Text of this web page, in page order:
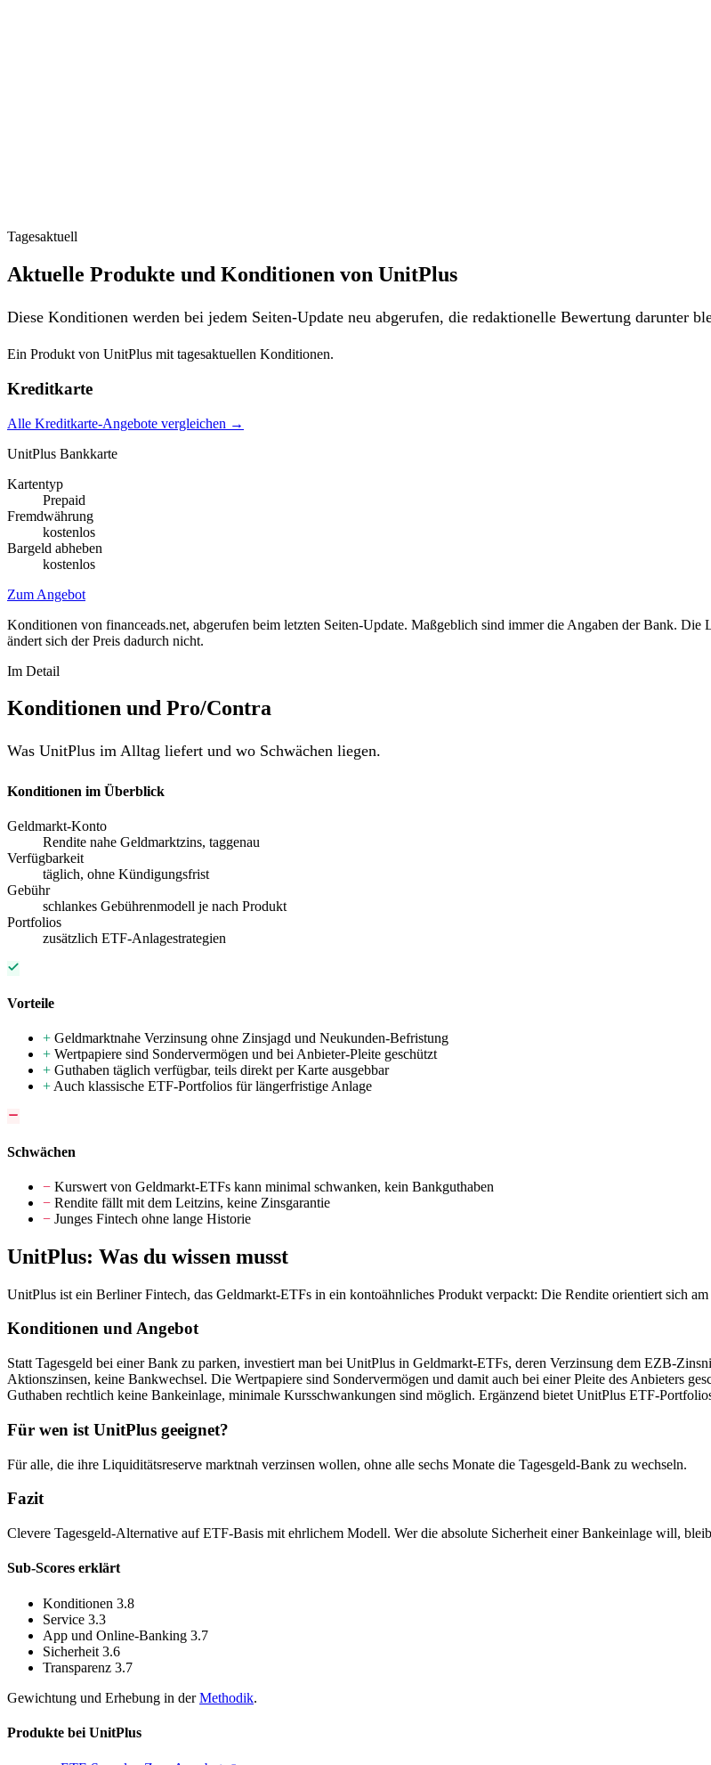
Tagesaktuell
Aktuelle Produkte und Konditionen von UnitPlus
Diese Konditionen werden bei jedem Seiten-Update neu abgerufen, die redaktionelle Bewertung darunter
Ein Produkt von UnitPlus mit tagesaktuellen Konditionen.
Kreditkarte
Alle Kreditkarte-Angebote vergleichen →
UnitPlus Bankkarte
Kartentyp
Prepaid
Fremdwährung
kostenlos
Bargeld abheben
kostenlos
Zum Angebot
Konditionen von financeads.net, abgerufen beim letzten Seiten-Update. Maßgeblich sind immer die Angaben der Bank.
ändert sich der Preis dadurch nicht.
Im Detail
Konditionen und Pro/Contra
Was UnitPlus im Alltag liefert und wo Schwächen liegen.
Konditionen im Überblick
Geldmarkt-Konto
Rendite nahe Geldmarktzins, taggenau
Verfügbarkeit
täglich, ohne Kündigungsfrist
Gebühr
schlankes Gebührenmodell je nach Produkt
Portfolios
zusätzlich ETF-Anlagestrategien
Vorteile
+ Geldmarktnahe Verzinsung ohne Zinsjagd und Neukunden-Befristung
+ Wertpapiere sind Sondervermögen und bei Anbieter-Pleite geschützt
+ Guthaben täglich verfügbar, teils direkt per Karte ausgebbar
+ Auch klassische ETF-Portfolios für längerfristige Anlage
Schwächen
− Kurswert von Geldmarkt-ETFs kann minimal schwanken, kein Bankguthaben
− Rendite fällt mit dem Leitzins, keine Zinsgarantie
− Junges Fintech ohne lange Historie
UnitPlus: Was du wissen musst
UnitPlus ist ein Berliner Fintech, das Geldmarkt-ETFs in ein kontoähnliches Produkt verpackt: Die Rendite orientiert sich
Konditionen und Angebot
Statt Tagesgeld bei einer Bank zu parken, investiert man bei UnitPlus in Geldmarkt-ETFs, deren Verzinsung dem EZB-
Aktionszinsen, keine Bankwechsel. Die Wertpapiere sind Sondervermögen und damit auch bei einer Pleite des Anbieters
Guthaben rechtlich keine Bankeinlage, minimale Kursschwankungen sind möglich. Ergänzend bietet UnitPlus ETF-
Für wen ist UnitPlus geeignet?
Für alle, die ihre Liquiditätsreserve marktnah verzinsen wollen, ohne alle sechs Monate die Tagesgeld-Bank zu wechseln.
Fazit
Clevere Tagesgeld-Alternative auf ETF-Basis mit ehrlichem Modell. Wer die absolute Sicherheit einer Bankeinlage will,
Sub-Scores erklärt
Konditionen 3.8
Service 3.3
App und Online-Banking 3.7
Sicherheit 3.6
Transparenz 3.7
Gewichtung und Erhebung in derMethodik.
Produkte bei UnitPlus